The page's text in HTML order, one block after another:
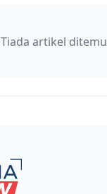
Tiada artikel